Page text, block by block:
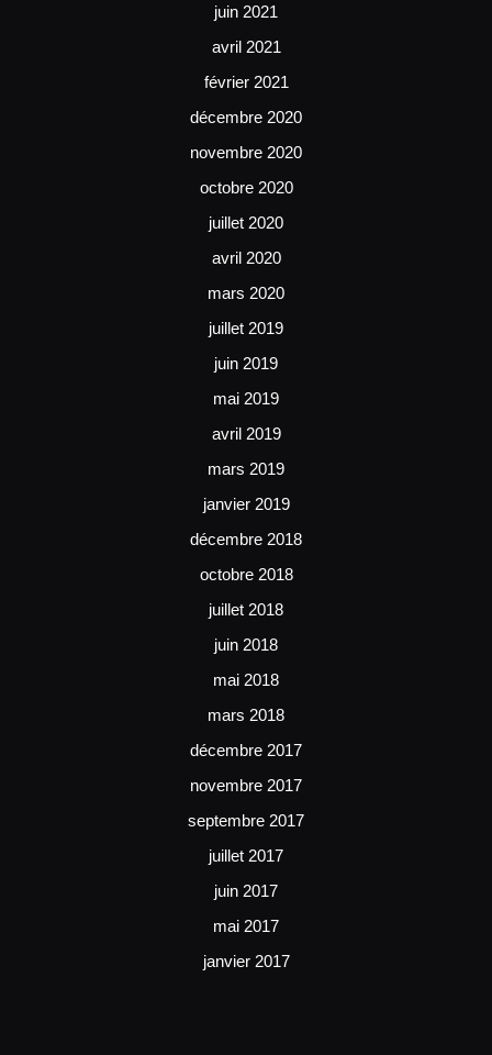
juin 2021
avril 2021
février 2021
décembre 2020
novembre 2020
octobre 2020
juillet 2020
avril 2020
mars 2020
juillet 2019
juin 2019
mai 2019
avril 2019
mars 2019
janvier 2019
décembre 2018
octobre 2018
juillet 2018
juin 2018
mai 2018
mars 2018
décembre 2017
novembre 2017
septembre 2017
juillet 2017
juin 2017
mai 2017
janvier 2017